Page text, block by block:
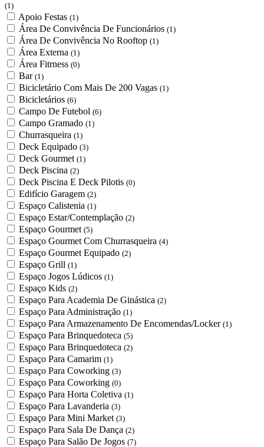
(1)
Apoio Festas (1)
Área De Convivência De Funcionários (1)
Área De Convivência No Rooftop (1)
Área Externa (1)
Área Fitrness (0)
Bar (1)
Bicicletário Com Mais De 200 Vagas (1)
Bicicletários (6)
Campo De Futebol (6)
Campo Gramado (1)
Churrasqueira (1)
Deck Equipado (3)
Deck Gourmet (1)
Deck Piscina (2)
Deck Piscina E Deck Pilotis (0)
Edifício Garagem (2)
Espaço Calistenia (1)
Espaço Estar/Contemplação (2)
Espaço Gourmet (5)
Espaço Gourmet Com Churrasqueira (4)
Espaço Gourmet Equipado (2)
Espaço Grill (1)
Espaço Jogos Lúdicos (1)
Espaço Kids (2)
Espaço Para Academia De Ginástica (2)
Espaço Para Administração (1)
Espaço Para Armazenamento De Encomendas/Locker (1)
Espaço Para Brinquedoteca (5)
Espaço Para Brinquedoteca (2)
Espaço Para Camarim (1)
Espaço Para Coworking (3)
Espaço Para Coworking (0)
Espaço Para Horta Coletiva (1)
Espaço Para Lavanderia (3)
Espaço Para Mini Market (3)
Espaço Para Sala De Dança (2)
Espaço Para Salão De Jogos (7)